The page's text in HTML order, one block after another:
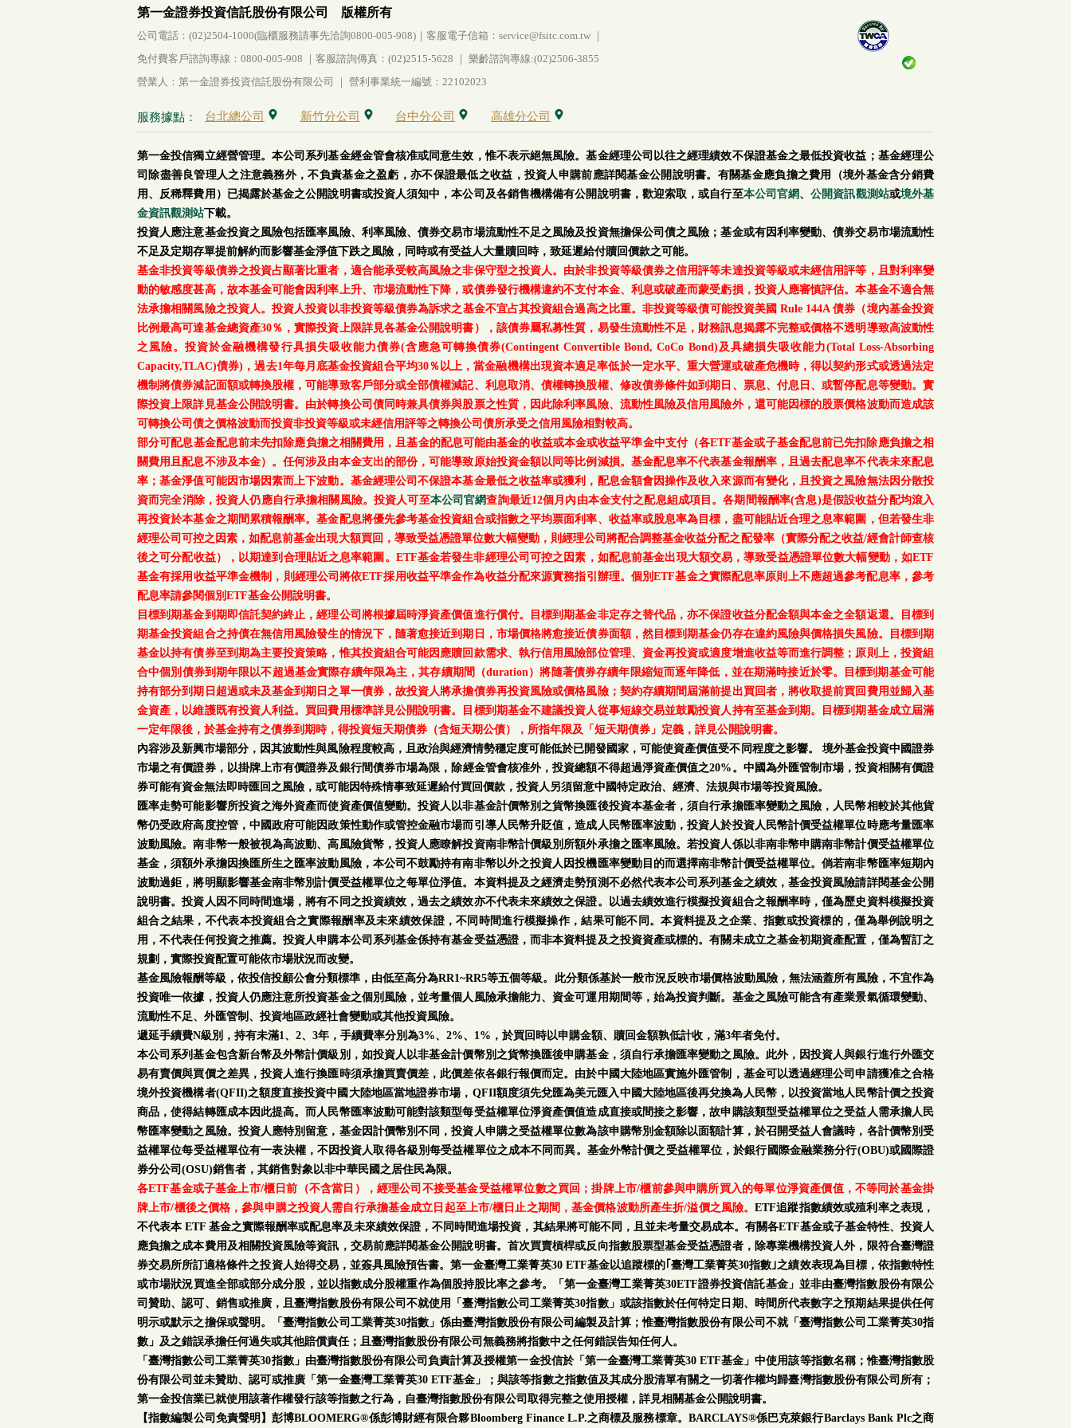
第一金證券投資信託股份有限公司 版權所有
公司電話：(02)2504-1000(臨櫃服務請事先洽詢0800-005-908)｜客服電子信箱：service@fsitc.com.tw ｜
免付費客戶諮詢專線：0800-005-908 ｜客服諮詢傳真：(02)2515-5628 ｜ 樂齡諮詢專線:(02)2506-3855
營業人：第一金證券投資信託股份有限公司 ｜ 營利事業統一編號：22102023
服務據點： 台北總公司 新竹分公司 台中分公司 高雄分公司
第一金投信獨立經營管理。本公司系列基金經金管會核准或同意生效，惟不表示絕無風險。基金經理公司以往之經理績效不保證基金之最低投資收益；基金經理公
司除盡善良管理人之注意義務外，不負責基金之盈虧，亦不保證最低之收益，投資人申購前應詳閱基金公開說明書。有關基金應負擔之費用（境外基金含分銷費
用、反稀釋費用）已揭露於基金之公開說明書或投資人須知中，本公司及各銷售機構備有公開說明書，歡迎索取，或自行至本公司官網、公開資訊觀測站或境外基
金資訊觀測站下載。
投資人應注意基金投資之風險包括匯率風險、利率風險、債券交易市場流動性不足之風險及投資無擔保公司債之風險；基金或有因利率變動、債券交易市場流動性
不足及定期存單提前解約而影響基金淨值下跌之風險，同時或有受益人大量贖回時，致延遲給付贖回價款之可能。
基金非投資等級債券之投資占顯著比重者，適合能承受較高風險之非保守型之投資人。由於非投資等級債券之信用評等未達投資等級或未經信用評等，且對利率變
動的敏感度甚高，故本基金可能會因利率上升、市場流動性下降，或債券發行機構違約不支付本金、利息或破產而蒙受虧損，投資人應審慎評估。本基金不適合無
法承擔相關風險之投資人。投資人投資以非投資等級債券為訴求之基金不宜占其投資組合過高之比重。非投資等級債可能投資美國 Rule 144A 債券（境內基金投資
比例最高可達基金總資產30％，實際投資上限詳見各基金公開說明書），該債券屬私募性質，易發生流動性不足，財務訊息揭露不完整或價格不透明導致高波動性
之風險。投資於金融機構發行具損失吸收能力債券(含應急可轉換債券(Contingent Convertible Bond, CoCo Bond)及具總損失吸收能力(Total Loss-Absorbing
Capacity,TLAC)債券)，過去1年每月底基金投資組合平均30％以上，當金融機構出現資本適足率低於一定水平、重大營運或破產危機時，得以契約形式或透過法定
機制將債券減記面額或轉換股權，可能導致客戶部分或全部債權減記、利息取消、債權轉換股權、修改債券條件如到期日、票息、付息日、或暫停配息等變動。實
際投資上限詳見基金公開說明書。由於轉換公司債同時兼具債券與股票之性質，因此除利率風險、流動性風險及信用風險外，還可能因標的股票價格波動而造成該
可轉換公司債之價格波動而投資非投資等級或未經信用評等之轉換公司債所承受之信用風險相對較高。
部分可配息基金配息前未先扣除應負擔之相關費用，且基金的配息可能由基金的收益或本金或收益平準金中支付（各ETF基金或子基金配息前已先扣除應負擔之相
關費用且配息不涉及本金）。任何涉及由本金支出的部份，可能導致原始投資金額以同等比例減損。基金配息率不代表基金報酬率，且過去配息率不代表未來配息
率；基金淨值可能因市場因素而上下波動。基金經理公司不保證本基金最低之收益率或獲利，配息金額會因操作及收入來源而有變化，且投資之風險無法因分散投
資而完全消除，投資人仍應自行承擔相關風險。投資人可至本公司官網查詢最近12個月內由本金支付之配息組成項目。各期間報酬率(含息)是假設收益分配均滾入
再投資於本基金之期間累積報酬率。基金配息將優先參考基金投資組合或指數之平均票面利率、收益率或股息率為目標，盡可能貼近合理之息率範圍，但若發生非
經理公司可控之因素，如配息前基金出現大額買回，導致受益憑證單位數大幅變動，則經理公司將配合調整基金收益分配之配發率（實際分配之收益/經會計師查核
後之可分配收益），以期達到合理貼近之息率範圍。ETF基金若發生非經理公司可控之因素，如配息前基金出現大額交易，導致受益憑證單位數大幅變動，如ETF
基金有採用收益平準金機制，則經理公司將依ETF採用收益平準金作為收益分配來源實務指引辦理。個別ETF基金之實際配息率原則上不應超過參考配息率，參考
配息率請參閱個別ETF基金公開說明書。
目標到期基金到期即信託契約終止，經理公司將根據屆時淨資產價值進行償付。目標到期基金非定存之替代品，亦不保證收益分配金額與本金之全額返還。目標到
期基金投資組合之持債在無信用風險發生的情況下，隨著愈接近到期日，市場價格將愈接近債券面額，然目標到期基金仍存在違約風險與價格損失風險。目標到期
基金以持有債券至到期為主要投資策略，惟其投資組合可能因應贖回款需求、執行信用風險部位管理、資金再投資或適度增進收益等而進行調整；原則上，投資組
合中個別債券到期年限以不超過基金實際存續年限為主，其存續期間（duration）將隨著債券存續年限縮短而逐年降低，並在期滿時接近於零。目標到期基金可能
持有部分到期日超過或未及基金到期日之單一債券，故投資人將承擔債券再投資風險或價格風險；契約存續期間屆滿前提出買回者，將收取提前買回費用並歸入基
金資產，以維護既有投資人利益。買回費用標準詳見公開說明書。目標到期基金不建議投資人從事短線交易並鼓勵投資人持有至基金到期。目標到期基金成立屆滿
一定年限後，於基金持有之債券到期時，得投資短天期債券（含短天期公債），所指年限及「短天期債券」定義，詳見公開說明書。
內容涉及新興市場部分，因其波動性與風險程度較高，且政治與經濟情勢穩定度可能低於已開發國家，可能使資產價值受不同程度之影響。 境外基金投資中國證券
市場之有價證券，以掛牌上市有價證券及銀行間債券市場為限，除經金管會核准外，投資總額不得超過淨資產價值之20%。中國為外匯管制市場，投資相關有價證
券可能有資金無法即時匯回之風險，或可能因特殊情事致延遲給付買回價款，投資人另須留意中國特定政治、經濟、法規與巿場等投資風險。
匯率走勢可能影響所投資之海外資產而使資產價值變動。投資人以非基金計價幣別之貨幣換匯後投資本基金者，須自行承擔匯率變動之風險，人民幣相較於其他貨
幣仍受政府高度控管，中國政府可能因政策性動作或管控金融市場而引導人民幣升貶值，造成人民幣匯率波動，投資人於投資人民幣計價受益權單位時應考量匯率
波動風險。南非幣一般被視為高波動、高風險貨幣，投資人應瞭解投資南非幣計價級別所額外承擔之匯率風險。若投資人係以非南非幣申購南非幣計價受益權單位
基金，須額外承擔因換匯所生之匯率波動風險，本公司不鼓勵持有南非幣以外之投資人因投機匯率變動目的而選擇南非幣計價受益權單位。倘若南非幣匯率短期內
波動過鉅，將明顯影響基金南非幣別計價受益權單位之每單位淨值。本資料提及之經濟走勢預測不必然代表本公司系列基金之績效，基金投資風險請詳閱基金公開
說明書。投資人因不同時間進場，將有不同之投資績效，過去之績效亦不代表未來績效之保證。以過去績效進行模擬投資組合之報酬率時，僅為歷史資料模擬投資
組合之結果，不代表本投資組合之實際報酬率及未來績效保證，不同時間進行模擬操作，結果可能不同。本資料提及之企業、指數或投資標的，僅為舉例說明之
用，不代表任何投資之推薦。投資人申購本公司系列基金係持有基金受益憑證，而非本資料提及之投資資產或標的。有關未成立之基金初期資產配置，僅為暫訂之
規劃，實際投資配置可能依市場狀況而改變。
基金風險報酬等級，依投信投顧公會分類標準，由低至高分為RR1~RR5等五個等級。此分類係基於一般市況反映市場價格波動風險，無法涵蓋所有風險，不宜作為
投資唯一依據，投資人仍應注意所投資基金之個別風險，並考量個人風險承擔能力、資金可運用期間等，始為投資判斷。基金之風險可能含有產業景氣循環變動、
流動性不足、外匯管制、投資地區政經社會變動或其他投資風險。
遞延手續費N級別，持有未滿1、2、3年，手續費率分別為3%、2%、1%，於買回時以申購金額、贖回金額孰低計收，滿3年者免付。
本公司系列基金包含新台幣及外幣計價級別，如投資人以非基金計價幣別之貨幣換匯後申購基金，須自行承擔匯率變動之風險。此外，因投資人與銀行進行外匯交
易有賣價與買價之差異，投資人進行換匯時須承擔買賣價差，此價差依各銀行報價而定。由於中國大陸地區實施外匯管制，基金可以透過經理公司申請獲准之合格
境外投資機構者(QFII)之額度直接投資中國大陸地區當地證券市場，QFII額度須先兌匯為美元匯入中國大陸地區後再兌換為人民幣，以投資當地人民幣計價之投資
商品，使得結轉匯成本因此提高。而人民幣匯率波動可能對該類型每受益權單位淨資產價值造成直接或間接之影響，故申購該類型受益權單位之受益人需承擔人民
幣匯率變動之風險。投資人應特別留意，基金因計價幣別不同，投資人申購之受益權單位數為該申購幣別金額除以面額計算，於召開受益人會議時，各計價幣別受
益權單位每受益權單位有一表決權，不因投資人取得各級別每受益權單位之成本不同而異。基金外幣計價之受益權單位，於銀行國際金融業務分行(OBU)或國際證
券分公司(OSU)銷售者，其銷售對象以非中華民國之居住民為限。
各ETF基金或子基金上市/櫃日前（不含當日），經理公司不接受基金受益權單位數之買回；掛牌上市/櫃前參與申購所買入的每單位淨資產價值，不等同於基金掛
牌上市/櫃後之價格，參與申購之投資人需自行承擔基金成立日起至上市/櫃日止之期間，基金價格波動所產生折/溢價之風險。ETF追蹤指數績效或殖利率之表現，
不代表本 ETF 基金之實際報酬率或配息率及未來績效保證，不同時間進場投資，其結果將可能不同，且並未考量交易成本。有關各ETF基金或子基金特性、投資人
應負擔之成本費用及相關投資風險等資訊，交易前應詳閱基金公開說明書。首次買賣槓桿或反向指數股票型基金受益憑證者，除專業機構投資人外，限符合臺灣證
券交易所所訂適格條件之投資人始得交易，並簽具風險預告書。第一金臺灣工業菁英30 ETF基金以追蹤標的｢臺灣工業菁英30指數｣之績效表現為目標，依指數特性
或市場狀況買進全部或部分成分股，並以指數成分股權重作為個股持股比率之參考。「第一金臺灣工業菁英30ETF證券投資信託基金」並非由臺灣指數股份有限公
司贊助、認可、銷售或推廣，且臺灣指數股份有限公司不就使用「臺灣指數公司工業菁英30指數」或該指數於任何特定日期、時間所代表數字之預期結果提供任何
明示或默示之擔保或聲明。「臺灣指數公司工業菁英30指數」係由臺灣指數股份有限公司編製及計算；惟臺灣指數股份有限公司不就「臺灣指數公司工業菁英30指
數」及之錯誤承擔任何過失或其他賠償責任；且臺灣指數股份有限公司無義務將指數中之任何錯誤告知任何人。
「臺灣指數公司工業菁英30指數」由臺灣指數股份有限公司負責計算及授權第一金投信於「第一金臺灣工業菁英30 ETF基金」中使用該等指數名稱；惟臺灣指數股
份有限公司並未贊助、認可或推廣「第一金臺灣工業菁英30 ETF基金」；與該等指數之指數值及其成分股清單有關之一切著作權均歸臺灣指數股份有限公司所有；
第一金投信業已就使用該著作權發行該等指數之行為，自臺灣指數股份有限公司取得完整之使用授權，詳見相關基金公開說明書。
【指數編製公司免責聲明】彭博BLOOMERG®係彭博財經有限合夥Bloomberg Finance L.P.之商標及服務標章。BARCLAYS®係巴克萊銀行Barclays Bank Plc之商